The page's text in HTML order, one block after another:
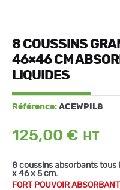
8 COUSSINS
46×46 CM
LIQUIDES
Référence: ACEWPIL8
125,00 €
8 coussins absorbants tous
x 46 x 5 cm.
FORT POUVOIR